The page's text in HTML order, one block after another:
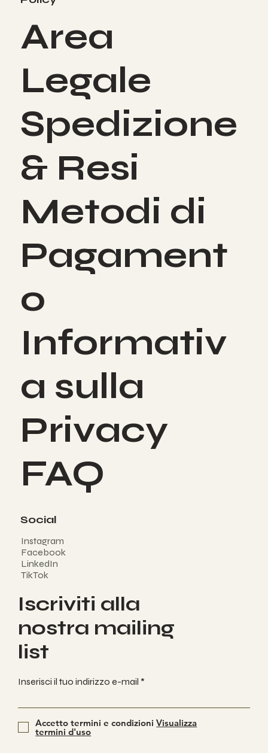
Policy
Area
Legale
Spedizione
& Resi
Metodi di
Pagament
o
Informativ
a sulla
Privacy
FAQ
Social
Instagram
Facebook
TikTok
Iscriviti alla
nostra mailing
list
Inserisci il tuo indirizzo e-mail